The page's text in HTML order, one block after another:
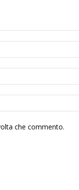
che commento.